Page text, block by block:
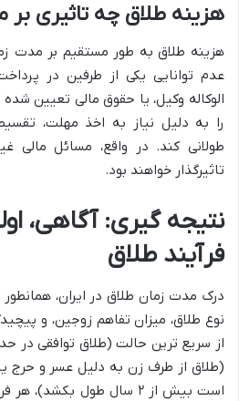
هزینه طلاق چه تاثیری بر
هزینه طلاق به طور مستقیم بر مدت
عدم توانایی یکی از طرفین در
الوکاله وکیل، یا حقوق مالی تعیین
را به دلیل نیاز به اخذ مهلت،
طولانی کند. در واقع، مسائل مالی
تاثیرگذار خواهند بود.
نتیجه گیری: آگاهی،
فرآیند طلاق
درک مدت زمان طلاق در ایران،
نوع طلاق، میزان تفاهم زوجین، و
(طلاق از طرف زن به دلیل عسر و
است بیش از ۲ سال طول